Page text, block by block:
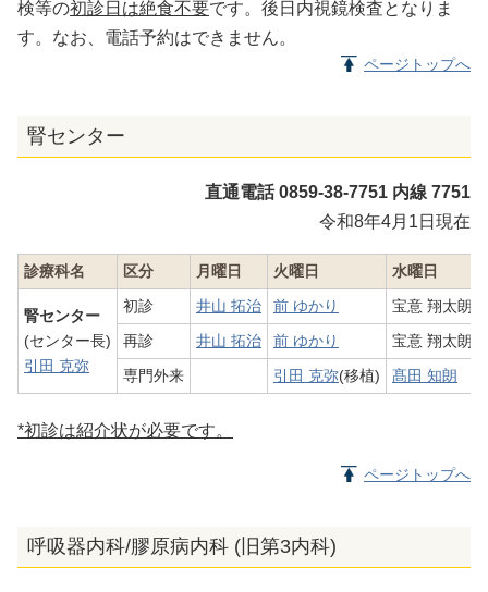
検等の初診日は絶食不要です。後日内視鏡検査となりま
す。なお、電話予約はできません。
ページトップへ
腎センター
直通電話 0859-38-7751 内線 7751
令和8年4月1日現在
診療科名 区分 月曜日 火曜日 水曜日
腎センター
(センター長)
引田 克弥
初診 井山 拓治 前 ゆかり 宝意 翔太朗
再診
井山 拓治 前 ゆかり 宝意 翔太朗
専門外来
引田 克弥(移植) 髙田 知朗
*初診は紹介状が必要です。
ページトップへ
呼吸器内科/膠原病内科 (旧第3内科)